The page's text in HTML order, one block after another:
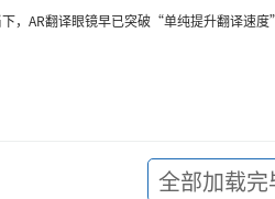
，AR翻译眼镜早已突破“单纯提升翻译速
全部加载完